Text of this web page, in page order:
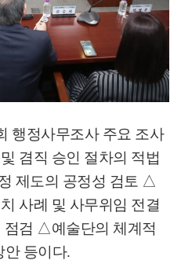
행정사무조사 주요 조사
겸직 승인 절차의 적법
제도의 공정성 검토 △
사례 및 사무위임 전결
검 △예술단의 체계적
안 등이다.